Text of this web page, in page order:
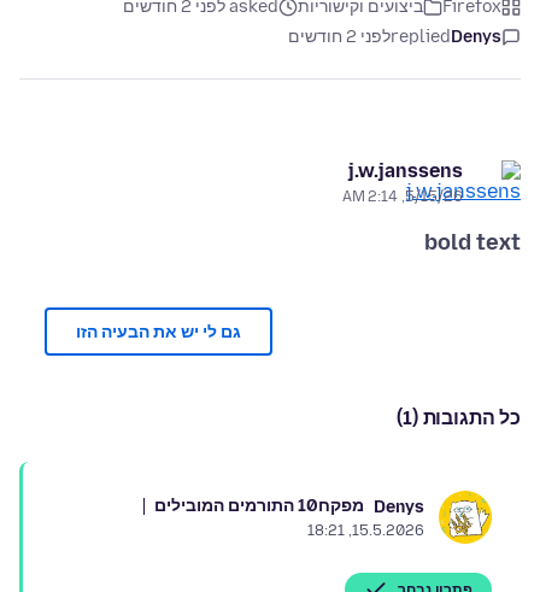
Firefox ביצועים וקישוריות
asked לפני 2 חודשים
Denys
repliedלפני 2 חודשים
j.w.janssens
5/15/26, 2:14 AM
bold text
גם לי יש את הבעיה הזו
כל התגובות (1)
Denys מפקח10 התורמים המובילים
15.5.2026, 18:21